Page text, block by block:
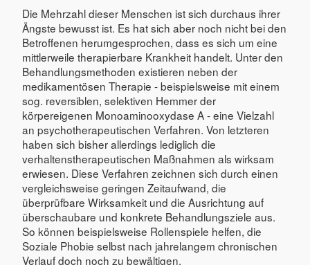
Die Mehrzahl dieser Menschen ist sich durchaus ihrer
Ängste bewusst ist. Es hat sich aber noch nicht bei den
Betroffenen herumgesprochen, dass es sich um eine
mittlerweile therapierbare Krankheit handelt. Unter den
Behandlungsmethoden existieren neben der
medikamentösen Therapie - beispielsweise mit einem
sog. reversiblen, selektiven Hemmer der
körpereigenen Monoaminooxydase A - eine Vielzahl
an psychotherapeutischen Verfahren. Von letzteren
haben sich bisher allerdings lediglich die
verhaltenstherapeutischen Maßnahmen als wirksam
erwiesen. Diese Verfahren zeichnen sich durch einen
vergleichsweise geringen Zeitaufwand, die
überprüfbare Wirksamkeit und die Ausrichtung auf
überschaubare und konkrete Behandlungsziele aus.
So können beispielsweise Rollenspiele helfen, die
Soziale Phobie selbst nach jahrelangem chronischen
Verlauf doch noch zu bewältigen.